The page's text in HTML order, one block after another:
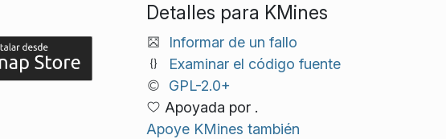
Detalles para KMines
Informar de un fallo
Examinar el código fuente
GPL-2.0+
Apoyada por .
Apoye KMines también